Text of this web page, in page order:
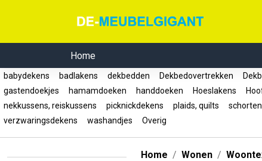
Home
babydekens badlakens dekbedden Dekbedovertrekken
gastendoekjes
hamamdoeken handdoeken Hoeslakens
nekkussens, reiskussens
picknickdekens plaids, quilts schorten
verzwaringsdekens
washandjes Overig
Home Wonen